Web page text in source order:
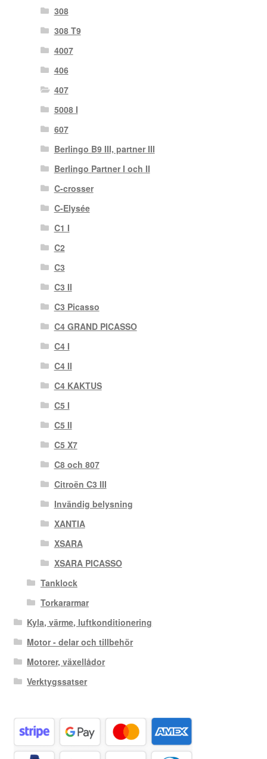
308
308 T9
4007
406
407
5008 I
607
Berlingo B9 III, partner III
Berlingo Partner I och II
C-crosser
C-Elysée
C1 I
C2
C3
C3 II
C3 Picasso
C4 GRAND PICASSO
C4 I
C4 II
C4 KAKTUS
C5 I
C5 II
C5 X7
C8 och 807
Citroën C3 III
Invändig belysning
XANTIA
XSARA
XSARA PICASSO
Tanklock
Torkararmar
Kyla, värme, luftkonditionering
Motor - delar och tillbehör
Motorer, växellådor
Verktygssatser